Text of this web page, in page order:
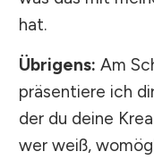
hat.
Übrigens: Am
präsentiere ich
der du deine
wer weiß,